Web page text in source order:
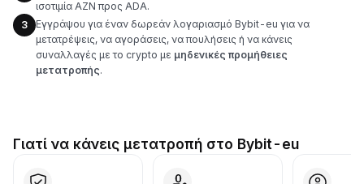
ισοτιμία AZN προς ADA.
3
Εγγράψου για έναν δωρεάν λογαριασμό Bybit-eu για να
μετατρέψεις, να αγοράσεις, να πουλήσεις ή να κάνεις
συναλλαγές με το crypto με μηδενικές προμήθειες
μετατροπής.
Γιατί να κάνεις μετατροπή στο Bybit-eu